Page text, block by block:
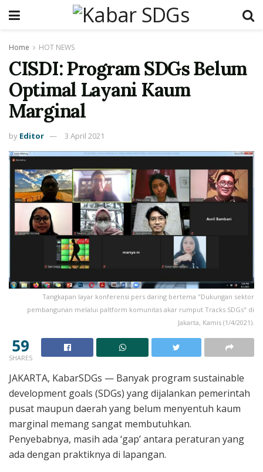
Home HOT NEWS
CISDI: Program SDGs Belum
Optimal Layani Kaum
Marginal
by Editor 3 April 2021
Tangkapan layar konferensi pers daring bertema "Dukungan sektor
pembangunan melalui paltform komunitas akar rumput Tracks SDGs" di
Jakarta, Kamis (1/4/2021).
59
SHARES
JAKARTA, KabarSDGs — Banyak program sustainable
development goals (SDGs) yang dijalankan pemerintah
pusat maupun daerah yang belum menyentuh kaum
marginal memang sangat membutuhkan.
Penyebabnya, masih ada ‘gap’ antara peraturan yang
ada dengan praktiknya di lapangan.